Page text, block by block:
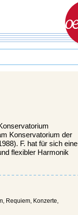
Konservatorium der
F. hat für sich eine
flexibler Harmonik
Requiem, Konzerte,